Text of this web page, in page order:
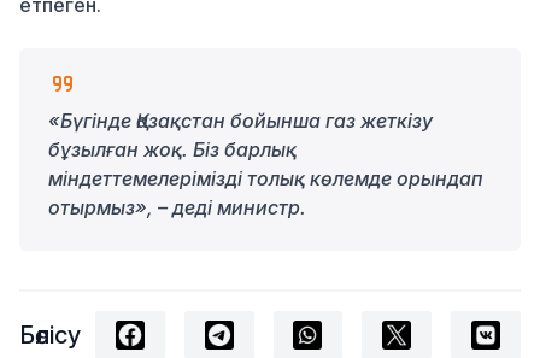
етпеген.
«Бүгінде Қазақстан бойынша газ жеткізу
бұзылған жоқ. Біз барлық
міндеттемелерімізді толық көлемде орындап
отырмыз», – деді министр.
Бөлісу